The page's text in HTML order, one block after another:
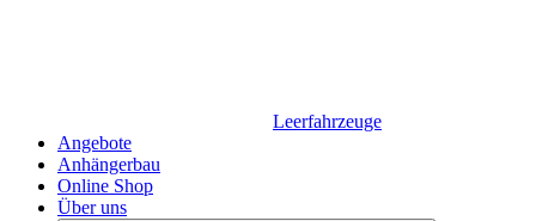
Leerfahrzeuge
Angebote
Anhängerbau
Online Shop
Über uns